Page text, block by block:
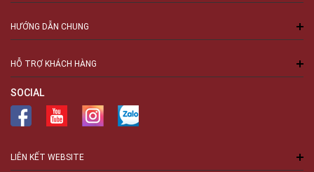
Micro không dây có các tần số hoạt động UHF hoặc VHF,
hoạt động hoàn toàn dựa trên bộ phận truyền tải vô tuyến
trong một phạm vi nhất định mà vẫn truyền tải âm thanh
tốt.Micro không dây là micro rất linh hoạt khi di chuyển ra
xa mà không bị cản trở như micro có dây.
Các loại micro không dây
phục vụ nhiều mục đích sử dụng của mọi người. Sau đây là
HƯỚNG DẪN CHUNG
HỖ TRỢ KHÁCH HÀNG
SOCIAL
LIÊN KẾT WEBSITE